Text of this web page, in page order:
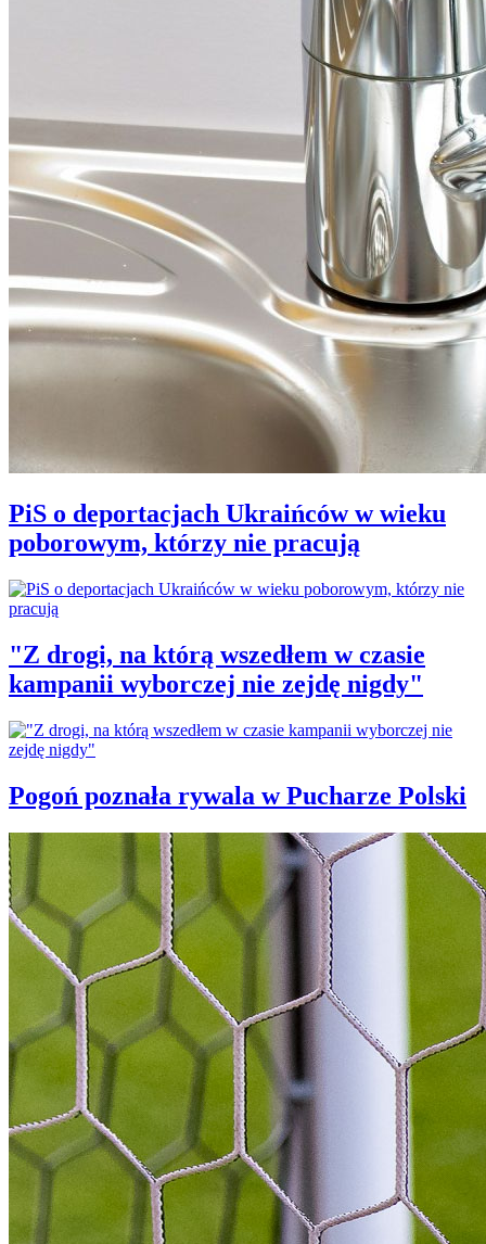
PiS o deportacjach Ukraińców w wieku
poborowym, którzy nie pracują
"Z drogi, na którą wszedłem w czasie
kampanii wyborczej nie zejdę nigdy"
Pogoń poznała rywala w Pucharze Polski